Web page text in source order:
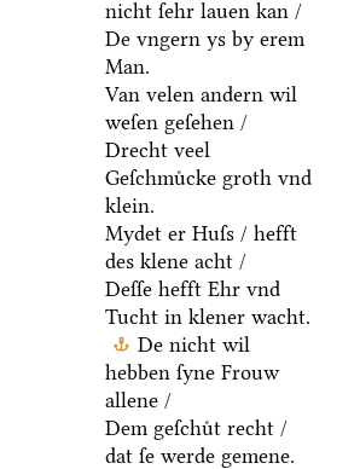
nicht ſehr lauen kan /
De vngern ys by erem
Man.
Van velen andern wil
weſen geſehen /
Drecht veel
Geſchmuͤcke groth vnd
klein.
Mydet er Huſs / hefft
des klene acht /
Deſſe hefft Ehr vnd
Tucht in klener wacht.
De nicht wil
hebben ſyne Frouw
allene /
Dem geſchuͤt recht /
dat ſe werde gemene.